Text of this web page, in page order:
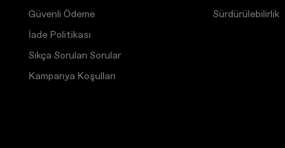
Güvenli Ödeme
İade Politikası
Sıkça Sorulan Sorular
Kampanya Koşulları
Sürdürülebilirlik